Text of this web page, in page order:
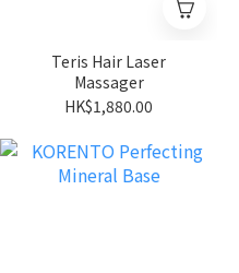
Teris Hair Laser
Massager
HK$1,880.00